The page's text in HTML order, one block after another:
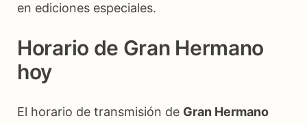
en ediciones especiales.
Horario de Gran Hermano
hoy
El horario de transmisión de Gran Hermano